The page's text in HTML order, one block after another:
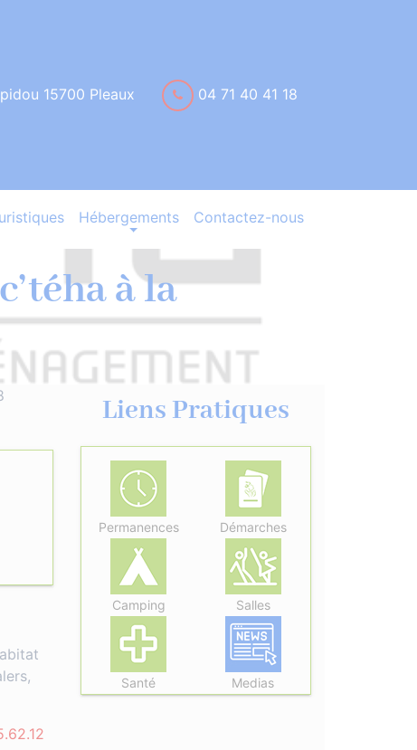
15700 Pleaux 04 71 40 41 18
Hébergements Contactez-nous
à la
Liens Pratiques
Permanences Démarches
Camping Salles
Santé Medias